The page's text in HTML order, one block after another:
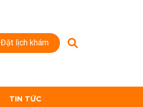
Đặt lịch khám
TIN TỨC